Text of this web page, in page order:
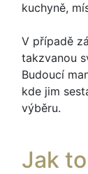
kuchyně,
V případě
takzvanou
Budoucí
kde jim
výběru.
Jak